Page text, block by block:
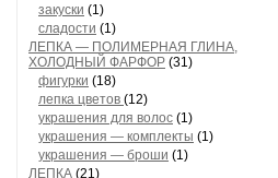
закуски (1)
сладости (1)
ЛЕПКА — ПОЛИМЕРНАЯ ГЛИНА,
ХОЛОДНЫЙ ФАРФОР (31)
фигурки (18)
лепка цветов (12)
украшения для волос (1)
украшения — комплекты (1)
украшения — броши (1)
ЛЕПКА (21)